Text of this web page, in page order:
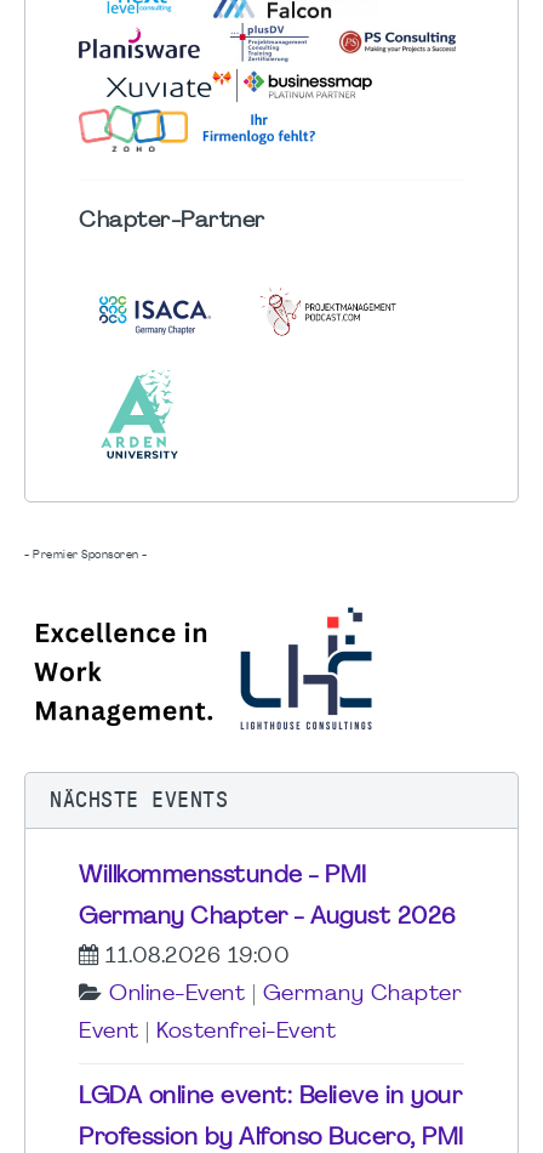
Chapter-Partner
- Premier Sponsoren -
NÄCHSTE EVENTS
Willkommensstunde - PMI
Germany Chapter - August 2026
11.08.2026 19:00
Online-Event
Germany Chapter
Event
Kostenfrei-Event
LGDA online event: Believe in your
Profession by Alfonso Bucero, PMI